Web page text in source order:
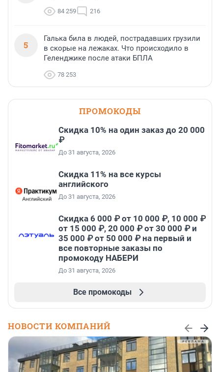
84 259 216
5
Галька била в людей, пострадавших грузили
в скорые на лежаках. Что происходило в
Геленджике после атаки БПЛА
78 253
ПРОМОКОДЫ
Скидка 10% на один заказ до 20 000
₽
До 31 августа, 2026
Скидка 11% на все курсы
английского
До 31 августа, 2026
Скидка 6 000 ₽ от 10 000 ₽, 10 000 ₽
от 15 000 ₽, 20 000 ₽ от 30 000 ₽ и
35 000 ₽ от 50 000 ₽ на первый и
все повторные заказы по
промокоду НАБЕРИ
До 31 августа, 2026
Все промокоды
НОВОСТИ КОМПАНИЙ